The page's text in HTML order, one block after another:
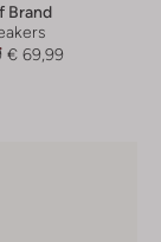
Brand
€ 69,99